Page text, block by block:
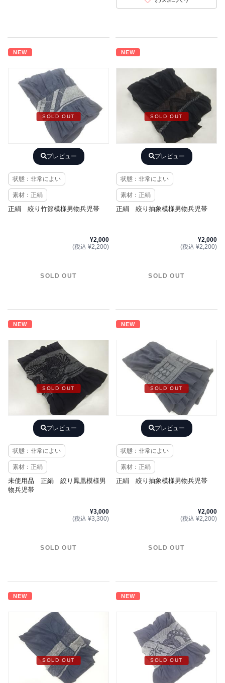
NEW
SOLD OUT
プレビュー
状態：非常によい
素材：正絹
正絹 絞り竹節模様男物兵児帯
¥2,000
(税込 ¥2,200)
SOLD OUT
NEW
SOLD OUT
プレビュー
状態：非常によい
素材：正絹
正絹 絞り抽象模様男物兵児帯
¥2,000
(税込 ¥2,200)
SOLD OUT
NEW
SOLD OUT
プレビュー
状態：非常によい
素材：正絹
未使用品 正絹 絞り鳳凰模様男
物兵児帯
¥3,000
(税込 ¥3,300)
SOLD OUT
NEW
SOLD OUT
プレビュー
状態：非常によい
素材：正絹
正絹 絞り抽象模様男物兵児帯
¥2,000
(税込 ¥2,200)
SOLD OUT
NEW
SOLD OUT
NEW
SOLD OUT